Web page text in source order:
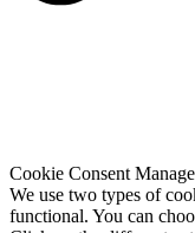
Cookie Consent
We use two types of
functional. You can